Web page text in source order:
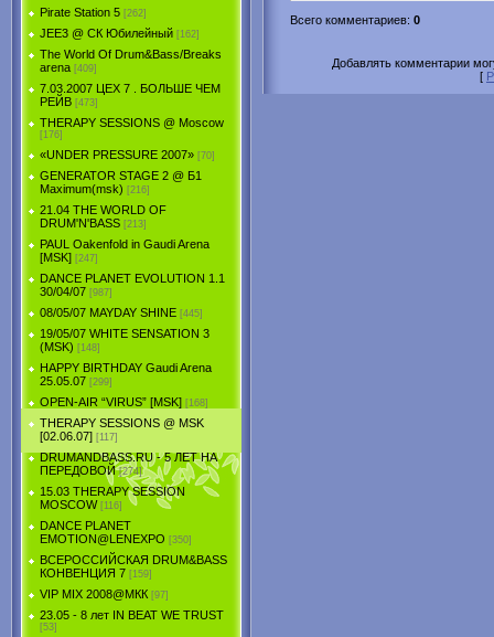
Pirate Station 5 [262]
JEE3 @ СК Юбилейный [162]
The World Of Drum&Bass/Breaks
arena [409]
7.03.2007 ЦЕХ 7 . БОЛЬШЕ ЧЕМ
РЕЙВ [473]
THERAPY SESSIONS @ Moscow
[176]
«UNDER PRESSURE 2007» [70]
GENERATOR STAGE 2 @ Б1
Maximum(msk) [216]
21.04 THE WORLD OF
DRUM'N'BASS [213]
PAUL Oakenfold in Gaudi Arena
[MSK] [247]
DANCE PLANET EVOLUTION 1.1
30/04/07 [987]
08/05/07 MAYDAY SHINE [445]
19/05/07 WHITE SENSATION 3
(MSK) [148]
HAPPY BIRTHDAY Gaudi Arena
25.05.07 [299]
OPEN-AIR “VIRUS” [MSK] [168]
THERAPY SESSIONS @ MSK
[02.06.07] [117]
DRUMANDBASS.RU - 5 ЛЕТ НА
ПЕРЕДОВОЙ [274]
15.03 THERAPY SESSION
MOSCOW [116]
DANCE PLANET
EMOTION@LENEXPO [350]
ВСЕРОССИЙСКАЯ DRUM&BASS
КОНВЕНЦИЯ 7 [159]
VIP MIX 2008@МКК [97]
23.05 - 8 лет IN BEAT WE TRUST
[53]
Всего комментариев: 0
Добавлять комментарии
[